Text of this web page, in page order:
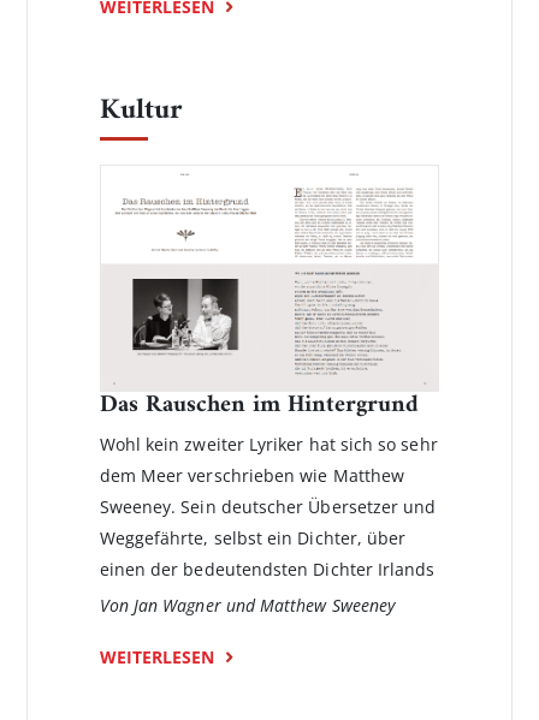
WEITERLESEN
Kultur
Das Rauschen im Hintergrund
Wohl kein zweiter Lyriker hat sich so sehr
dem Meer verschrieben wie Matthew
Sweeney. Sein deutscher Übersetzer und
Weggefährte, selbst ein Dichter, über
einen der bedeutendsten Dichter Irlands
Von Jan Wagner und Matthew Sweeney
WEITERLESEN